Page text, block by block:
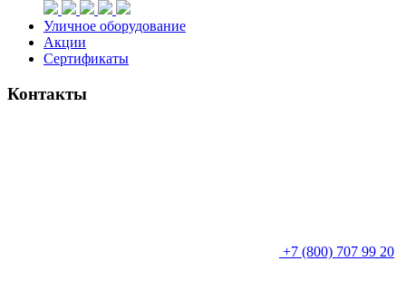
Уличное оборудование
Акции
Сертификаты
Контакты
+7 (800) 707 99 20